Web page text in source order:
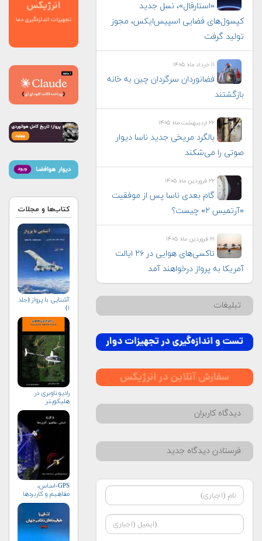
«استارفال»، نسل جدید
کپسول‌های فضایی اسپیس‌ایکس، مجوز
تولید گرفت
۱۱ خرداد ماه ۱۴۰۵
فضانوردان سرگردان چین به خانه
بازگشتند
۲۲ اردیبهشت ماه ۱۴۰۵
بالگرد مریخی جدید ناسا دیوار
صوتی را می‌شکند
۲۲ فروردین ماه ۱۴۰۵
گام بعدی ناسا پس از موفقیت
«آرتمیس ۲» چیست؟
۲۱ فروردین ماه ۱۴۰۵
تاکسی‌های هوایی در ۲۶ ایالت
آمریکا به پرواز درخواهند آمد
تبلیغات
دیدگاه کاربران
فرستادن دیدگاه جدید
کتاب‌ها و مجلات
آشنایی با پرواز (جلد
۱)
رادیو ناوبری در
هلیکوپتر
GPS-اساس،
مفاهیم و کاربردها